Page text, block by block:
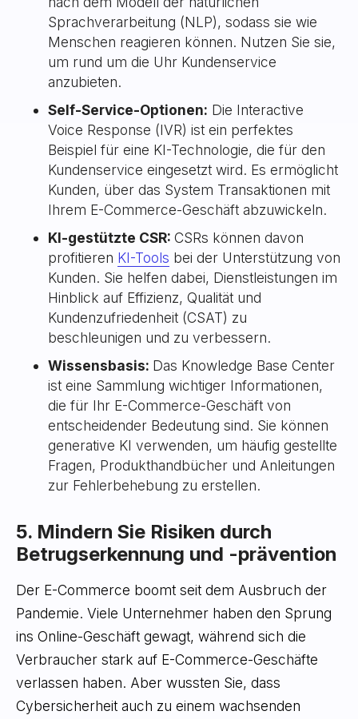
Sprachverarbeitung (NLP), sodass sie wie
Menschen reagieren können. Nutzen Sie sie,
um rund um die Uhr Kundenservice
anzubieten.
Self-Service-Optionen: Die Interactive
Voice Response (IVR) ist ein perfektes
Beispiel für eine KI-Technologie, die für den
Kundenservice eingesetzt wird. Es ermöglicht
Kunden, über das System Transaktionen mit
Ihrem E-Commerce-Geschäft abzuwickeln.
KI-gestützte CSR: CSRs können davon
profitieren KI-Tools bei der Unterstützung von
Kunden. Sie helfen dabei, Dienstleistungen im
Hinblick auf Effizienz, Qualität und
Kundenzufriedenheit (CSAT) zu
beschleunigen und zu verbessern.
Wissensbasis: Das Knowledge Base Center
ist eine Sammlung wichtiger Informationen,
die für Ihr E-Commerce-Geschäft von
entscheidender Bedeutung sind. Sie können
generative KI verwenden, um häufig gestellte
Fragen, Produkthandbücher und Anleitungen
zur Fehlerbehebung zu erstellen.
5. Mindern Sie Risiken durch
Betrugserkennung und -prävention
Der E-Commerce boomt seit dem Ausbruch der
Pandemie. Viele Unternehmer haben den Sprung
ins Online-Geschäft gewagt, während sich die
Verbraucher stark auf E-Commerce-Geschäfte
verlassen haben. Aber wussten Sie, dass
Cybersicherheit auch zu einem wachsenden